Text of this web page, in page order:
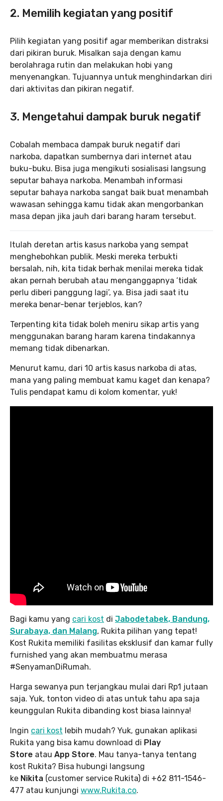
2. Memilih kegiatan yang positif
Pilih kegiatan yang positif agar memberikan distraksi
dari pikiran buruk. Misalkan saja dengan kamu
berolahraga rutin dan melakukan hobi yang
menyenangkan. Tujuannya untuk menghindarkan diri
dari aktivitas dan pikiran negatif.
3. Mengetahui dampak buruk negatif
Cobalah membaca dampak buruk negatif dari
narkoba, dapatkan sumbernya dari internet atau
buku-buku. Bisa juga mengikuti sosialisasi langsung
seputar bahaya narkoba. Menambah informasi
seputar bahaya narkoba sangat baik buat menambah
wawasan sehingga kamu tidak akan mengorbankan
masa depan jika jauh dari barang haram tersebut.
Itulah deretan artis kasus narkoba yang sempat
menghebohkan publik. Meski mereka terbukti
bersalah, nih, kita tidak berhak menilai mereka tidak
akan pernah berubah atau menganggapnya ‘tidak
perlu diberi panggung lagi’, ya. Bisa jadi saat itu
mereka benar-benar terjeblos, kan?
Terpenting kita tidak boleh meniru sikap artis yang
menggunakan barang haram karena tindakannya
memang tidak dibenarkan.
Menurut kamu, dari 10 artis kasus narkoba di atas,
mana yang paling membuat kamu kaget dan kenapa?
Tulis pendapat kamu di kolom komentar, yuk!
Bagi kamu yang cari kost di Jabodetabek, Bandung,
Surabaya, dan Malang, Rukita pilihan yang tepat!
Kost Rukita memiliki fasilitas eksklusif dan kamar fully
furnished yang akan membuatmu merasa
#SenyamanDiRumah.
Harga sewanya pun terjangkau mulai dari Rp1 jutaan
saja. Yuk, tonton video di atas untuk tahu apa saja
keunggulan Rukita dibanding kost biasa lainnya!
Ingin cari kost lebih mudah? Yuk, gunakan aplikasi
Rukita yang bisa kamu download di Play
Store atau App Store. Mau tanya-tanya tentang
kost Rukita? Bisa hubungi langsung
ke Nikita (customer service Rukita) di +62 811-1546-
477 atau kunjungi www.Rukita.co.